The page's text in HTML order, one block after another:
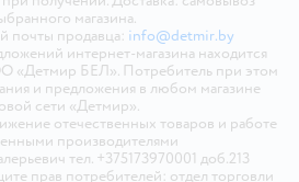
магазина.
почты продавца: info@detmir.by
интернет-магазина находится
«Детмир БЕЛ». Потребитель при этом
и предложения в любом магазине
сети «Детмир».
отечественных товаров и работе
производителями
тел. +375173970001 доб.213
прав потребителей: отдел торговли